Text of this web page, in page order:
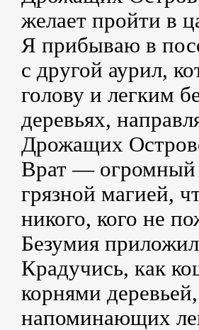
желает пройти в
Я прибываю в
с другой аурил,
голову и легким
деревьях,
Дрожащих
Врат — огромный
грязной магией,
никого, кого не
Безумия
Крадучись, как
корнями
напоминающих